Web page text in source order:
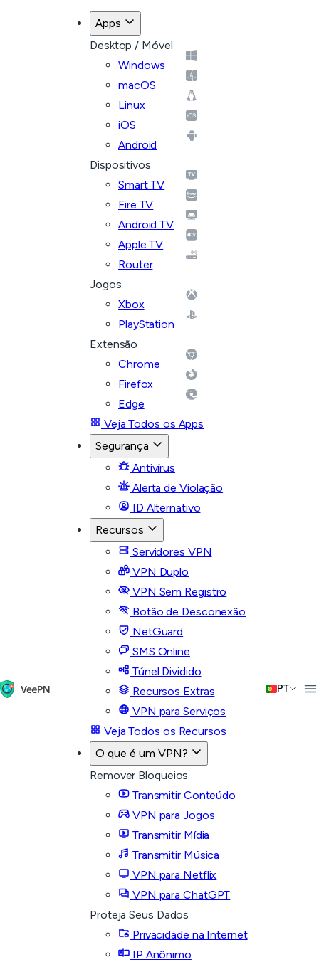
Apps
Desktop / Móvel
Windows
macOS
Linux
iOS
Android
Dispositivos
Smart TV
Fire TV
Android TV
Apple TV
Router
Jogos
Xbox
PlayStation
Extensão
Chrome
Firefox
Edge
Veja Todos os Apps
Segurança
Antivírus
Alerta de Violação
ID Alternativo
Recursos
Servidores VPN
VPN Duplo
VPN Sem Registro
Botão de Desconexão
NetGuard
SMS Online
Túnel Dividido
Recursos Extras
VPN para Serviços
Veja Todos os Recursos
O que é um VPN?
Remover Bloqueios
Transmitir Conteúdo
VPN para Jogos
Transmitir Mídia
Transmitir Música
VPN para Netflix
VPN para ChatGPT
Proteja Seus Dados
Privacidade na Internet
IP Anônimo
PT